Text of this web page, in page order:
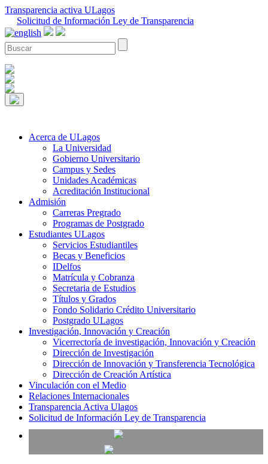
Transparencia activa ULagos
Solicitud de Información Ley de Transparencia
Acerca de ULagos
La Universidad
Gobierno Universitario
Campus y Sedes
Unidades Académicas
Acreditación Institucional
Admisión
Carreras Pregrado
Programas de Postgrado
Estudiantes ULagos
Servicios Estudiantiles
Becas y Beneficios
IDelfos
Matrícula y Cobranza
Secretaria de Estudios
Títulos y Grados
Fondo Solidario Crédito Universitario
Postgrado ULagos
Investigación, Innovación y Creación
Vicerrectoría de investigación, Innovación y Creación
Dirección de Investigación
Dirección de Innovación y Transferencia Tecnológica
Dirección de Creación Artística
Vinculación con el Medio
Relaciones Internacionales
Transparencia Activa Ulagos
Solicitud de Información Ley de Transparencia